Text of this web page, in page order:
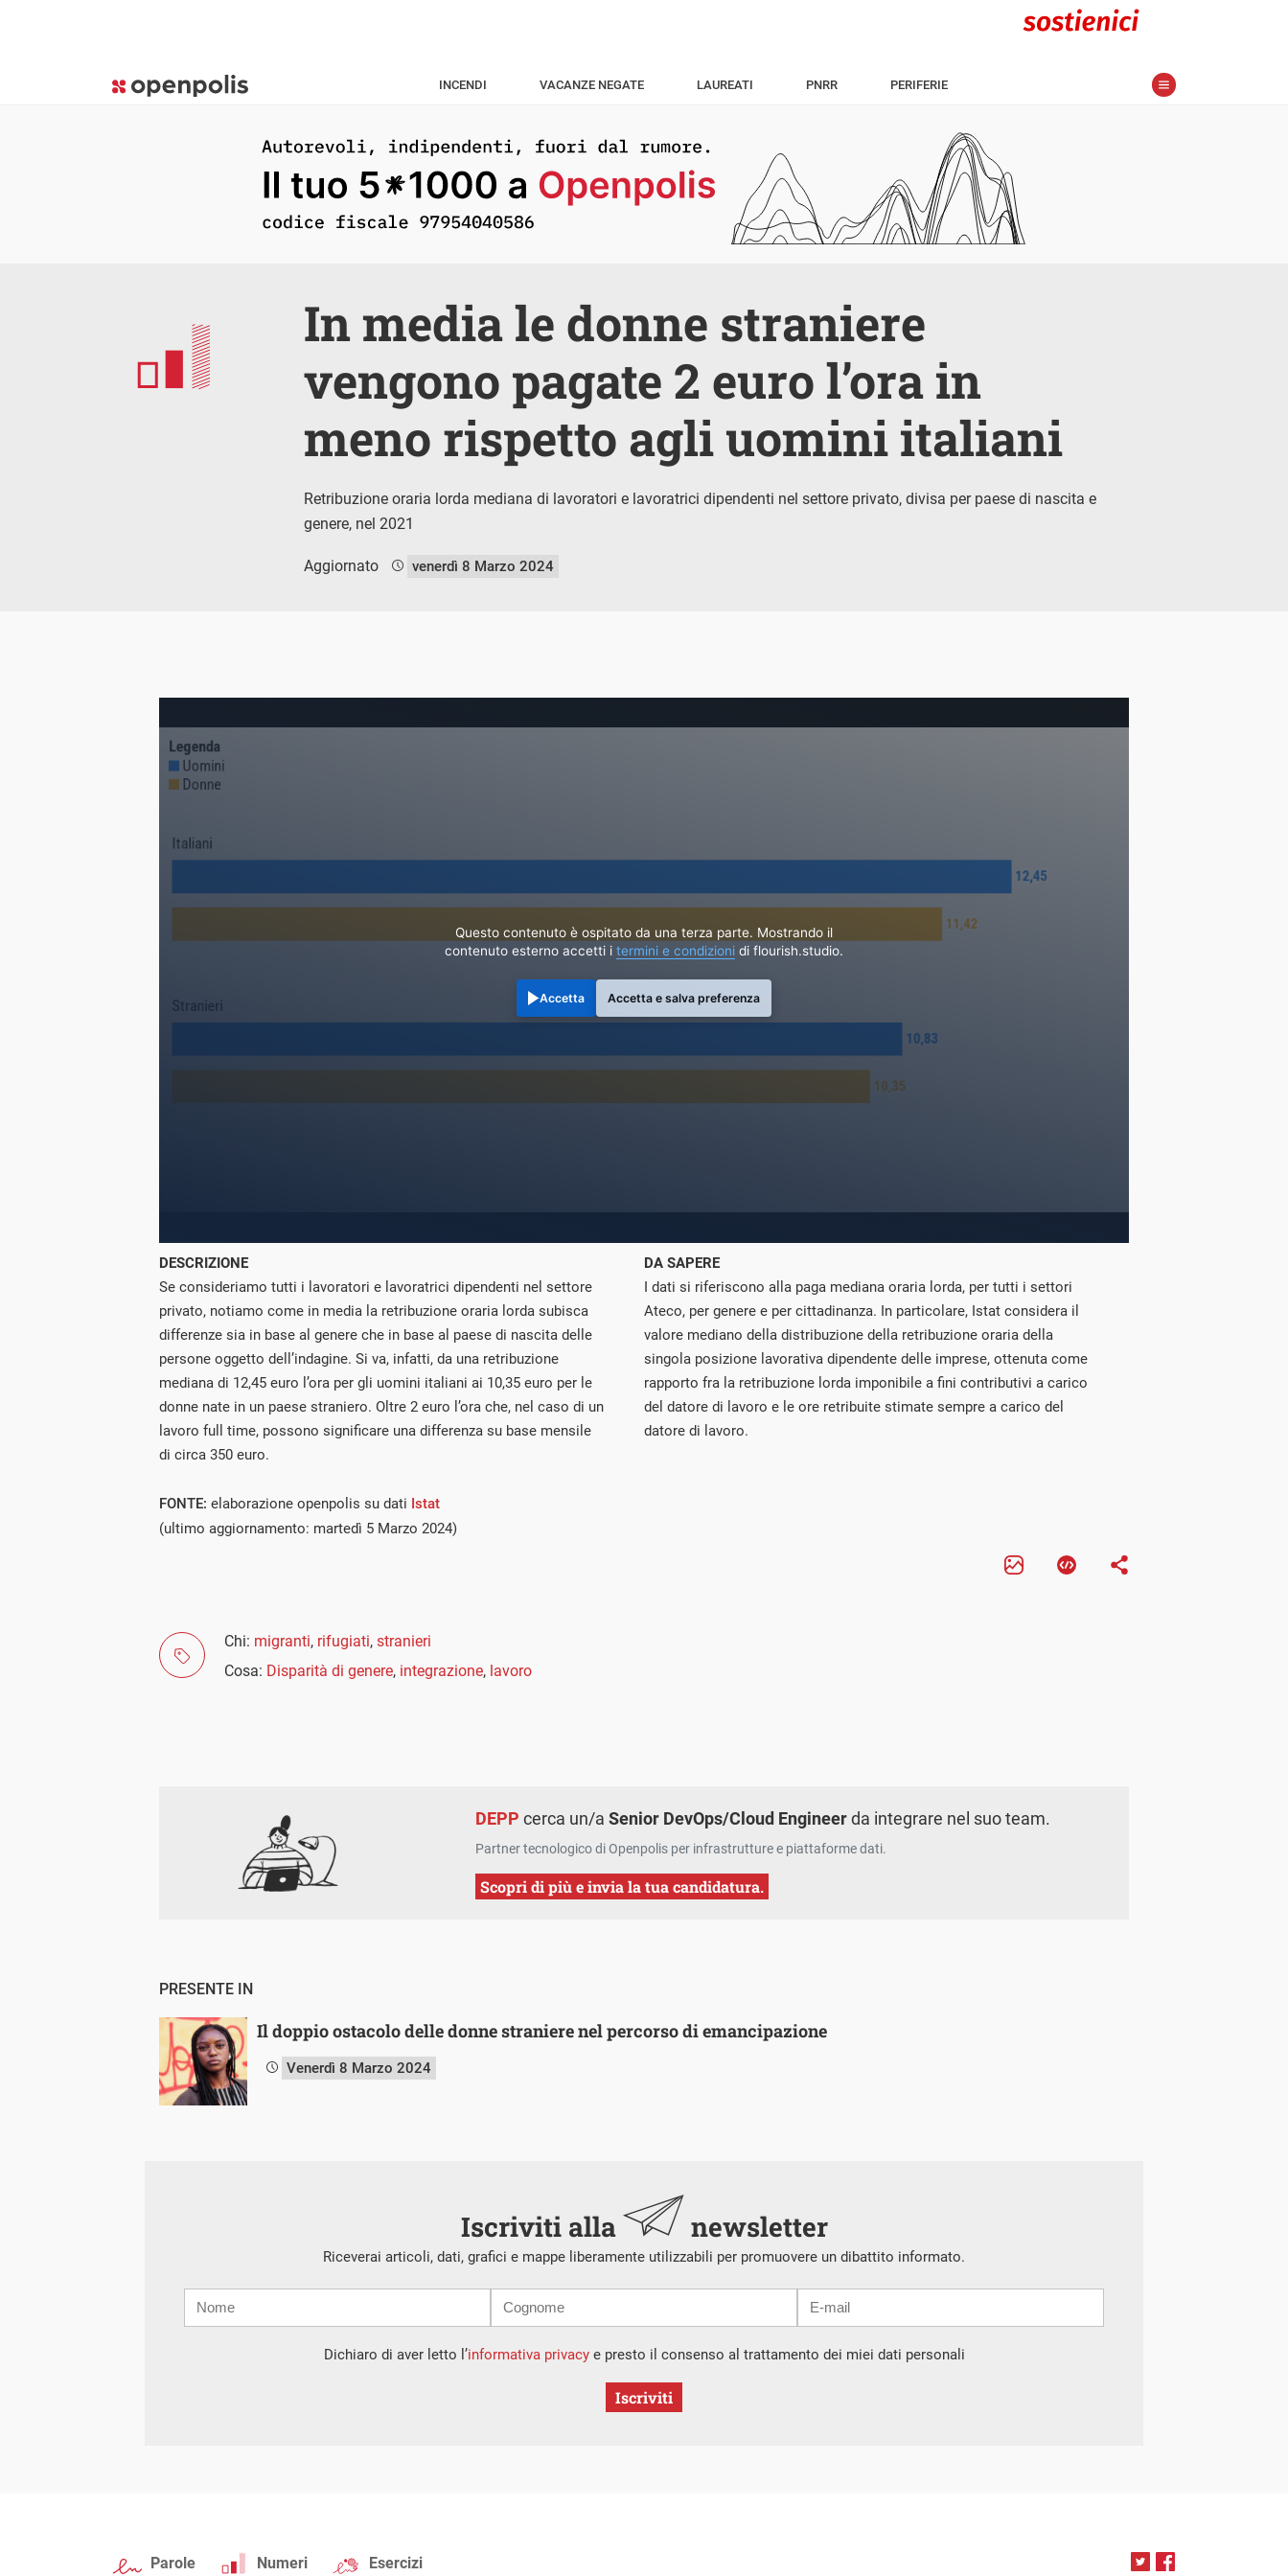
INCENDI VACANZE NEGATE LAUREATI PNRR PERIFERIE
In media le donne straniere
vengono pagate 2 euro l’ora in
meno rispetto agli uomini italiani
Retribuzione oraria lorda mediana di lavoratori e lavoratrici dipendenti nel settore privato, divisa per paese di nascita e
genere, nel 2021
Aggiornato venerdì 8 Marzo 2024
Questo contenuto è ospitato da una terza parte. Mostrando il
contenuto esterno accetti i termini e condizioni di flourish.studio.
Accetta Accetta e salva preferenza
DESCRIZIONE
Se consideriamo tutti i lavoratori e lavoratrici dipendenti nel settore
privato, notiamo come in media la retribuzione oraria lorda subisca
differenze sia in base al genere che in base al paese di nascita delle
persone oggetto dell’indagine. Si va, infatti, da una retribuzione
mediana di 12,45 euro l’ora per gli uomini italiani ai 10,35 euro per le
donne nate in un paese straniero. Oltre 2 euro l’ora che, nel caso di un
lavoro full time, possono significare una differenza su base mensile
di circa 350 euro.
DA SAPERE
I dati si riferiscono alla paga mediana oraria lorda, per tutti i settori
Ateco, per genere e per cittadinanza. In particolare, Istat considera il
valore mediano della distribuzione della retribuzione oraria della
singola posizione lavorativa dipendente delle imprese, ottenuta come
rapporto fra la retribuzione lorda imponibile a fini contributivi a carico
del datore di lavoro e le ore retribuite stimate sempre a carico del
datore di lavoro.
FONTE: elaborazione openpolis su dati Istat
(ultimo aggiornamento: martedì 5 Marzo 2024)
Chi: migranti, rifugiati, stranieri
Cosa: Disparità di genere, integrazione, lavoro
DEPP cerca un/aSenior DevOps/Cloud Engineerda integrare nel suo team.
Partner tecnologico di Openpolis per infrastrutture e piattaforme dati.
Scopri di più e invia la tua candidatura.
PRESENTE IN
Il doppio ostacolo delle donne straniere nel percorso di emancipazione
Venerdì 8 Marzo 2024
Iscriviti alla newsletter
Riceverai articoli, dati, grafici e mappe liberamente utilizzabili per promuovere un dibattito informato.
mail
Dichiaro di aver letto l’informativa privacye presto il consenso al trattamento dei miei dati personali
Iscriviti
Parole Numeri Esercizi